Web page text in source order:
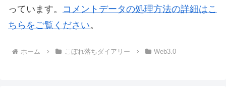
っています。 コメントデータの処理方法の詳細はこ
ちらをご覧ください。
ホーム こぼれ落ちダイアリー Web3.0